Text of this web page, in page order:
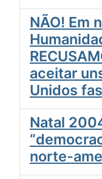
NÃO! Em
aceitar
Unidos
Natal
norte-